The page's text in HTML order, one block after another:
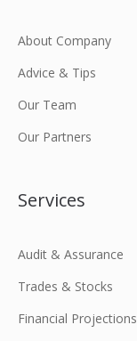
About Company
Advice & Tips
Our Team
Our Partners
Services
Audit & Assurance
Trades & Stocks
Financial Projections